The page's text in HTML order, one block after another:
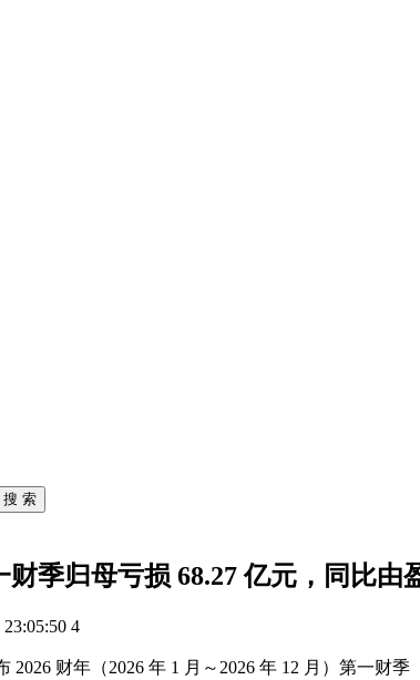
搜 索
财季归母亏损 68.27 亿元，同比由
23:05:50 4
2026 财年（2026 年 1 月～2026 年 12 月）第一财季